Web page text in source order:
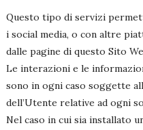
Questo tipo di servizi
i social media, o con altre
dalle pagine di questo Sito
Le interazioni e le
sono in ogni caso soggette
dell’Utente relative ad ogni
Nel caso in cui sia installato